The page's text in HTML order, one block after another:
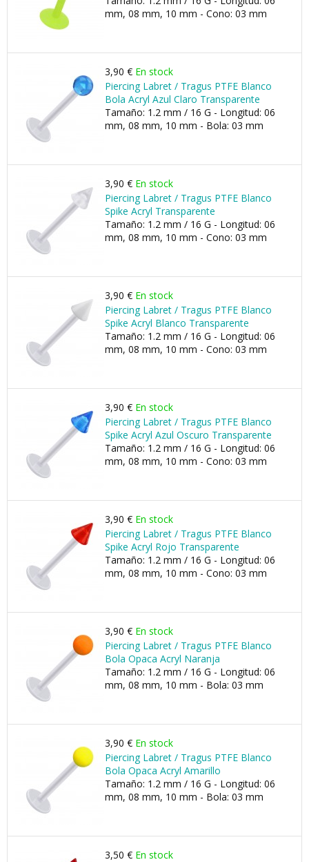
mm, 08 mm, 10 mm - Cono: 03 mm
3,90 € En stock
Piercing Labret / Tragus PTFE Blanco
Bola Acryl Azul Claro Transparente
Tamaño: 1.2 mm / 16 G - Longitud: 06
mm, 08 mm, 10 mm - Bola: 03 mm
3,90 € En stock
Piercing Labret / Tragus PTFE Blanco
Spike Acryl Transparente
Tamaño: 1.2 mm / 16 G - Longitud: 06
mm, 08 mm, 10 mm - Cono: 03 mm
3,90 € En stock
Piercing Labret / Tragus PTFE Blanco
Spike Acryl Blanco Transparente
Tamaño: 1.2 mm / 16 G - Longitud: 06
mm, 08 mm, 10 mm - Cono: 03 mm
3,90 € En stock
Piercing Labret / Tragus PTFE Blanco
Spike Acryl Azul Oscuro Transparente
Tamaño: 1.2 mm / 16 G - Longitud: 06
mm, 08 mm, 10 mm - Cono: 03 mm
3,90 € En stock
Piercing Labret / Tragus PTFE Blanco
Spike Acryl Rojo Transparente
Tamaño: 1.2 mm / 16 G - Longitud: 06
mm, 08 mm, 10 mm - Cono: 03 mm
3,90 € En stock
Piercing Labret / Tragus PTFE Blanco
Bola Opaca Acryl Naranja
Tamaño: 1.2 mm / 16 G - Longitud: 06
mm, 08 mm, 10 mm - Bola: 03 mm
3,90 € En stock
Piercing Labret / Tragus PTFE Blanco
Bola Opaca Acryl Amarillo
Tamaño: 1.2 mm / 16 G - Longitud: 06
mm, 08 mm, 10 mm - Bola: 03 mm
3,50 € En stock